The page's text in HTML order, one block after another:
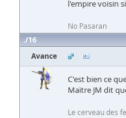
l'empire voisin
No Pasaran
16
Avance
C'est bien ce
Maïtre JM dit
Le cerveau des